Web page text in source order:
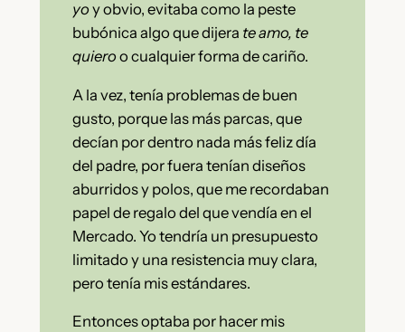
yo y obvio, evitaba como la peste
bubónica algo que dijera te amo, te
quiero o cualquier forma de cariño.
A la vez, tenía problemas de buen
gusto, porque las más parcas, que
decían por dentro nada más feliz día
del padre, por fuera tenían diseños
aburridos y polos, que me recordaban
papel de regalo del que vendía en el
Mercado. Yo tendría un presupuesto
limitado y una resistencia muy clara,
pero tenía mis estándares.
Entonces optaba por hacer mis